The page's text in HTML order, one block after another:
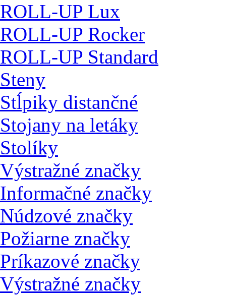
ROLL-UP Lux
ROLL-UP Rocker
ROLL-UP Standard
Steny
Stĺpiky distančné
Stojany na letáky
Stolíky
Výstražné značky
Informačné značky
Núdzové značky
Požiarne značky
Príkazové značky
Výstražné značky